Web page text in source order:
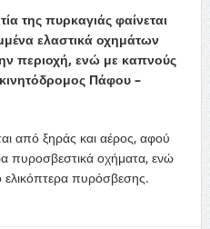
της πυρκαγιάς φαίνεται
ελαστικά οχημάτων
περιοχή, ενώ με καπνούς
Πάφου –
από ξηράς και αέρος, αφού
πυροσβεστικά οχήματα, ενώ
πυρόσβεσης.